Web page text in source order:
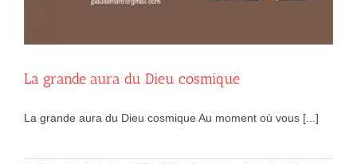
La grande aura du Dieu cosmique
La grande aura du Dieu cosmique Au moment où vous [...]